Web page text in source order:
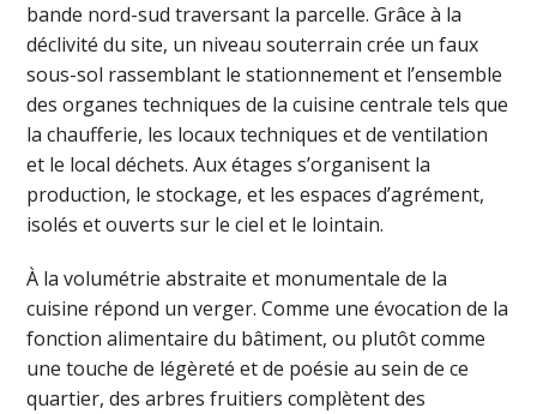
bande nord-sud traversant la parcelle. Grâce à la
déclivité du site, un niveau souterrain crée un faux
sous-sol rassemblant le stationnement et l’ensemble
des organes techniques de la cuisine centrale tels que
la chaufferie, les locaux techniques et de ventilation
et le local déchets. Aux étages s’organisent la
production, le stockage, et les espaces d’agrément,
isolés et ouverts sur le ciel et le lointain.
À la volumétrie abstraite et monumentale de la
cuisine répond un verger. Comme une évocation de la
fonction alimentaire du bâtiment, ou plutôt comme
une touche de légèreté et de poésie au sein de ce
quartier, des arbres fruitiers complètent des